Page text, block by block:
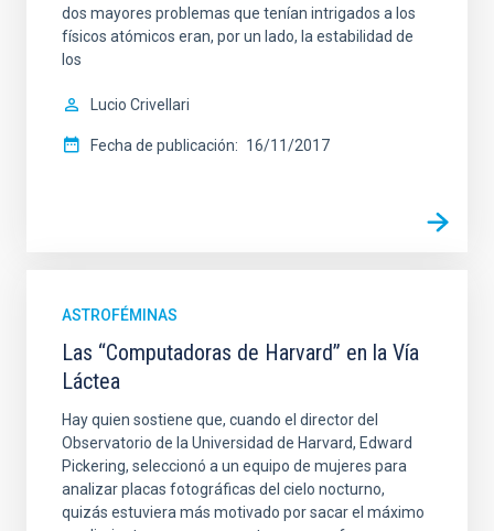
dos mayores problemas que tenían intrigados a los
físicos atómicos eran, por un lado, la estabilidad de
los
Lucio Crivellari
Fecha de publicación 16/11/2017
ASTROFÉMINAS
Las “Computadoras de Harvard” en la Vía
Láctea
Hay quien sostiene que, cuando el director del
Observatorio de la Universidad de Harvard, Edward
Pickering, seleccionó a un equipo de mujeres para
analizar placas fotográficas del cielo nocturno,
quizás estuviera más motivado por sacar el máximo